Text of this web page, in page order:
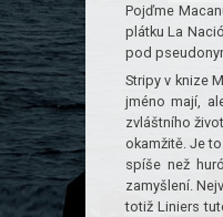
Pojďme
plátku La
pod
Stripy v knize
jméno mají,
zvláštního
okamžitě. Je
spíše než
zamyšlení.
totiž Liniers